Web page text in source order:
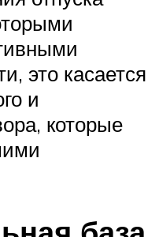
это касается
и
которые